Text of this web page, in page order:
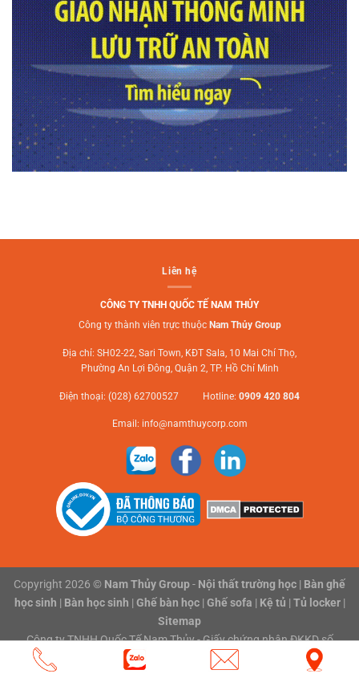
Liên hệ
CÔNG TY TNHH QUỐC TẾ NAM THỦY
Công ty thành viên trực thuộc Nam Thủy Group
Địa chỉ: SH02-22, Sari Town, KĐT Sala, 10 Mai Chí Thọ,
Phường An Lợi Đông, Quận 2, TP. Hồ Chí Minh
Điện thoại: (028) 62700527 Hotline: 0909 420 804
Email: info@namthuycorp.com
Copyright 2026 © Nam Thủy Group- Nội thất trường học | Bàn ghế
học sinh | Bàn học sinh | Ghế bàn học| Ghế sofa | Kệ tủ | Tủ locker|
Sitemap
Công ty TNHH Quốc Tế Nam Thủy - Giấy chứng nhận ĐKKD số
0316118801 do Sở Kế hoạch và Đầu tư Thành phố Hồ Chí Minh cấp